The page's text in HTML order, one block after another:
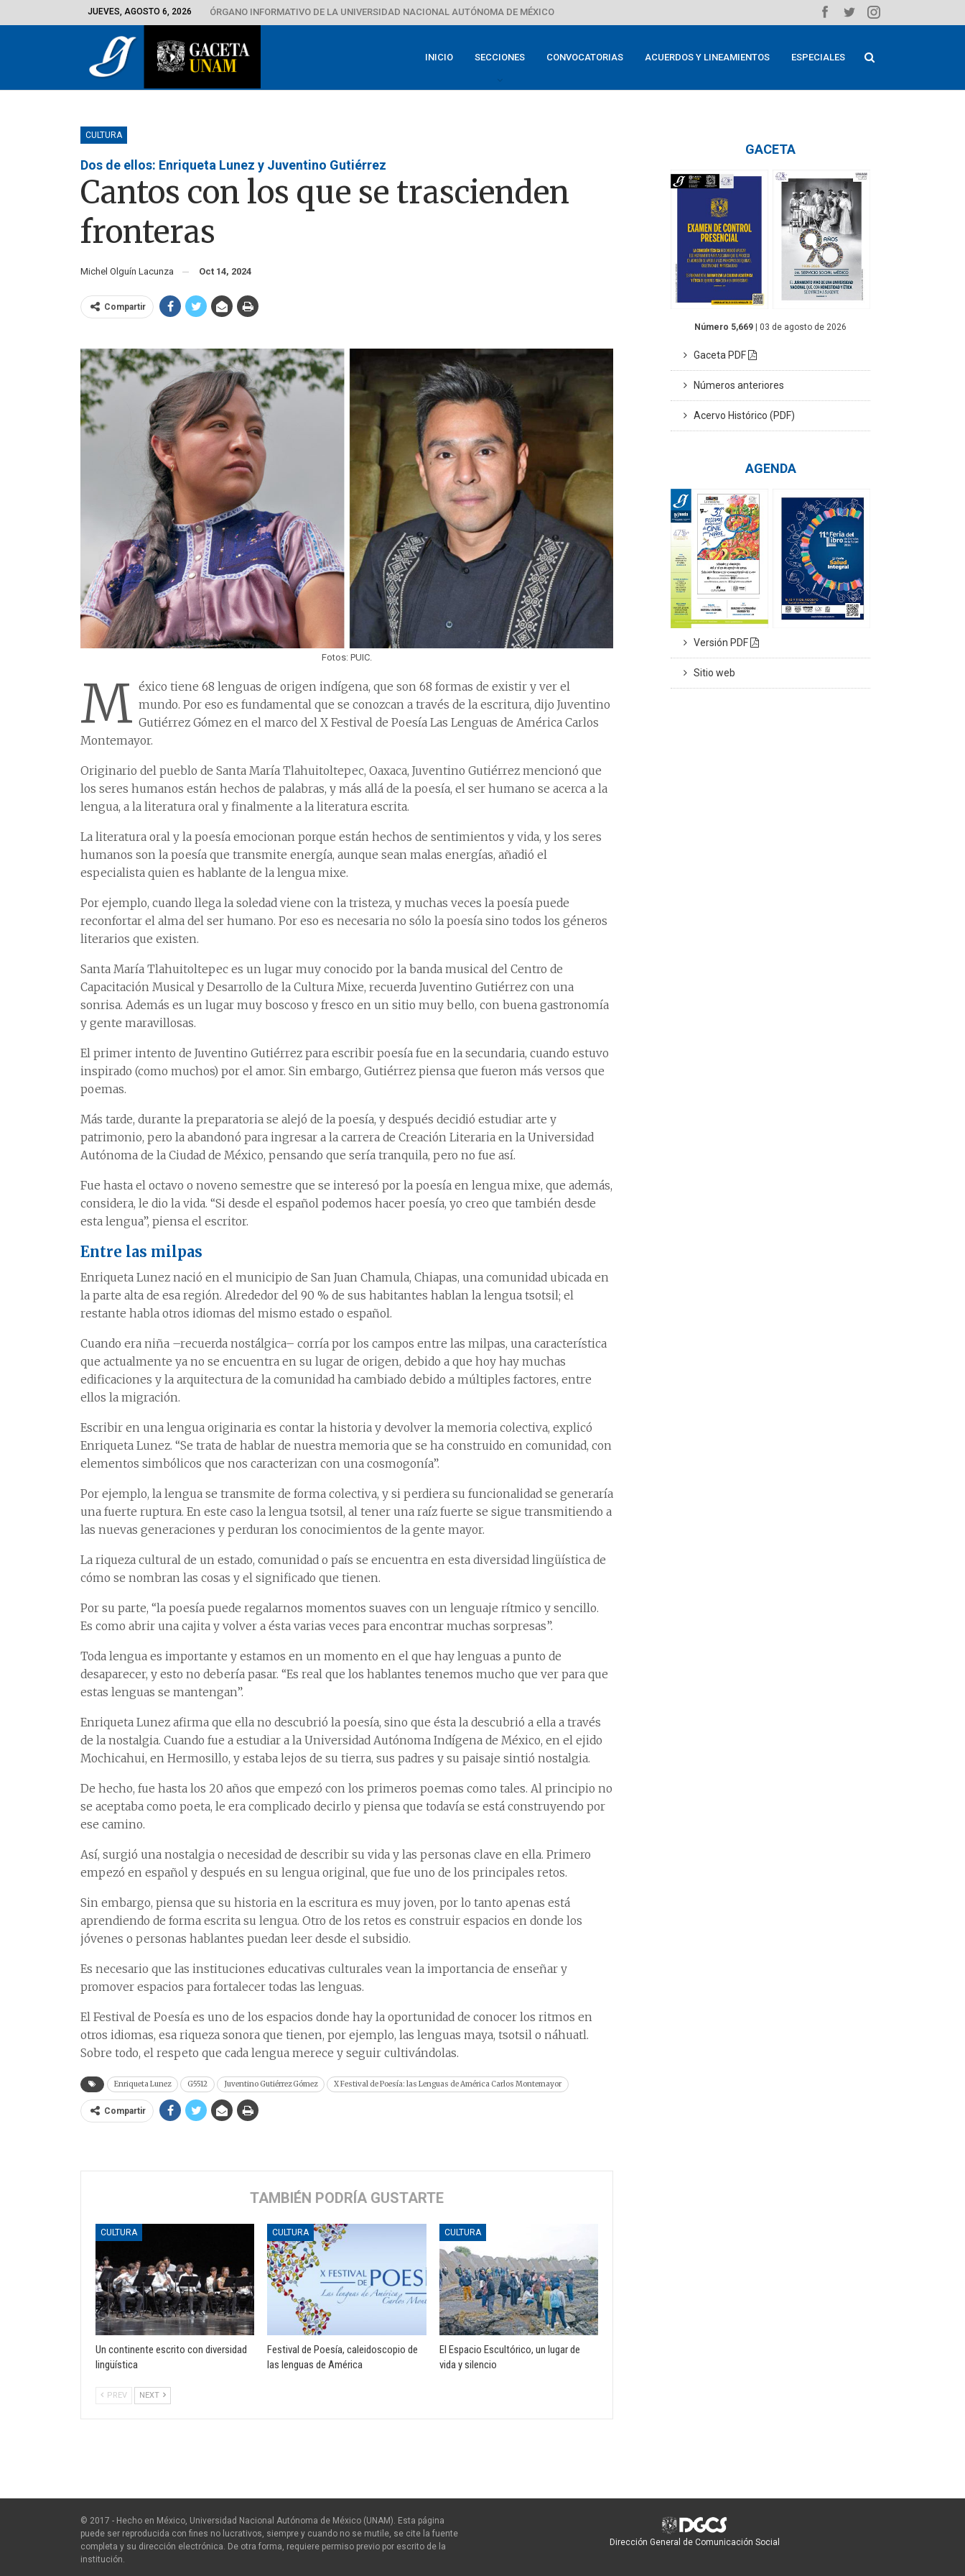
JUEVES, AGOSTO 6, 2026 ÓRGANO INFORMATIVO DE LA UNIVERSIDAD NACIONAL AUTÓNOMA DE MÉXICO
INICIO SECCIONES CONVOCATORIAS ACUERDOS Y LINEAMIENTOS ESPECIALES
CULTURA
Dos de ellos: Enriqueta Lunez y Juventino Gutiérrez
Cantos con los que se trascienden
fronteras
Michel Olguín Lacunza Oct 14, 2024
Compartir
Fotos: PUIC.
M éxico tiene 68 lenguas de origen indígena, que son 68 formas de existir y ver el
mundo. Por eso es fundamental que se conozcan a través de la escritura, dijo Juventino
Gutiérrez Gómez en el marco del X Festival de Poesía Las Lenguas de América Carlos
Montemayor.
Originario del pueblo de Santa María Tlahuitoltepec, Oaxaca, Juventino Gutiérrez mencionó que
los seres humanos están hechos de palabras, y más allá de la poesía, el ser humano se acerca a la
lengua, a la literatura oral y finalmente a la literatura escrita.
La literatura oral y la poesía emocionan porque están hechos de sentimientos y vida, y los seres
humanos son la poesía que transmite energía, aunque sean malas energías, añadió el
especialista quien es hablante de la lengua mixe.
Por ejemplo, cuando llega la soledad viene con la tristeza, y muchas veces la poesía puede
reconfortar el alma del ser humano. Por eso es necesaria no sólo la poesía sino todos los géneros
literarios que existen.
Santa María Tlahuitoltepec es un lugar muy conocido por la banda musical del Centro de
Capacitación Musical y Desarrollo de la Cultura Mixe, recuerda Juventino Gutiérrez con una
sonrisa. Además es un lugar muy boscoso y fresco en un sitio muy bello, con buena gastronomía
y gente maravillosas.
El primer intento de Juventino Gutiérrez para escribir poesía fue en la secundaria, cuando estuvo
inspirado (como muchos) por el amor. Sin embargo, Gutiérrez piensa que fueron más versos que
poemas.
Más tarde, durante la preparatoria se alejó de la poesía, y después decidió estudiar arte y
patrimonio, pero la abandonó para ingresar a la carrera de Creación Literaria en la Universidad
Autónoma de la Ciudad de México, pensando que sería tranquila, pero no fue así.
Fue hasta el octavo o noveno semestre que se interesó por la poesía en lengua mixe, que además,
considera, le dio la vida. “Si desde el español podemos hacer poesía, yo creo que también desde
esta lengua”, piensa el escritor.
Entre las milpas
Enriqueta Lunez nació en el municipio de San Juan Chamula, Chiapas, una comunidad ubicada en
la parte alta de esa región. Alrededor del 90 % de sus habitantes hablan la lengua tsotsil; el
restante habla otros idiomas del mismo estado o español.
Cuando era niña –recuerda nostálgica– corría por los campos entre las milpas, una característica
que actualmente ya no se encuentra en su lugar de origen, debido a que hoy hay muchas
edificaciones y la arquitectura de la comunidad ha cambiado debido a múltiples factores, entre
ellos la migración.
Escribir en una lengua originaria es contar la historia y devolver la memoria colectiva, explicó
Enriqueta Lunez. “Se trata de hablar de nuestra memoria que se ha construido en comunidad, con
elementos simbólicos que nos caracterizan con una cosmogonía”.
Por ejemplo, la lengua se transmite de forma colectiva, y si perdiera su funcionalidad se generaría
una fuerte ruptura. En este caso la lengua tsotsil, al tener una raíz fuerte se sigue transmitiendo a
las nuevas generaciones y perduran los conocimientos de la gente mayor.
La riqueza cultural de un estado, comunidad o país se encuentra en esta diversidad lingüística de
cómo se nombran las cosas y el significado que tienen.
Por su parte, “la poesía puede regalarnos momentos suaves con un lenguaje rítmico y sencillo.
Es como abrir una cajita y volver a ésta varias veces para encontrar muchas sorpresas”.
Toda lengua es importante y estamos en un momento en el que hay lenguas a punto de
desaparecer, y esto no debería pasar. “Es real que los hablantes tenemos mucho que ver para que
estas lenguas se mantengan”.
Enriqueta Lunez afirma que ella no descubrió la poesía, sino que ésta la descubrió a ella a través
de la nostalgia. Cuando fue a estudiar a la Universidad Autónoma Indígena de México, en el ejido
Mochicahui, en Hermosillo, y estaba lejos de su tierra, sus padres y su paisaje sintió nostalgia.
De hecho, fue hasta los 20 años que empezó con los primeros poemas como tales. Al principio no
se aceptaba como poeta, le era complicado decirlo y piensa que todavía se está construyendo por
ese camino.
Así, surgió una nostalgia o necesidad de describir su vida y las personas clave en ella. Primero
empezó en español y después en su lengua original, que fue uno de los principales retos.
Sin embargo, piensa que su historia en la escritura es muy joven, por lo tanto apenas está
aprendiendo de forma escrita su lengua. Otro de los retos es construir espacios en donde los
jóvenes o personas hablantes puedan leer desde el subsidio.
Es necesario que las instituciones educativas culturales vean la importancia de enseñar y
promover espacios para fortalecer todas las lenguas.
El Festival de Poesía es uno de los espacios donde hay la oportunidad de conocer los ritmos en
otros idiomas, esa riqueza sonora que tienen, por ejemplo, las lenguas maya, tsotsil o náhuatl.
Sobre todo, el respeto que cada lengua merece y seguir cultivándolas.
Enriqueta Lunez G5512 Juventino Gutiérrez Gómez X Festival de Poesía: las Lenguas de América Carlos Montemayor
Compartir
TAMBIÉN PODRÍA GUSTARTE
CULTURA
Un continente escrito con diversidad
lingüística
CULTURA
Festival de Poesía, caleidoscopio de
las lenguas de América
CULTURA
El Espacio Escultórico, un lugar de
vida y silencio
PREV NEXT
GACETA
Número 5,669 | 03 de agosto de 2026
Gaceta PDF
Números anteriores
Acervo Histórico (PDF)
AGENDA
Versión PDF
Sitio web
© 2017 - Hecho en México, Universidad Nacional Autónoma de México (UNAM). Esta página
puede ser reproducida con fines no lucrativos, siempre y cuando no se mutile, se cite la fuente
completa y su dirección electrónica. De otra forma, requiere permiso previo por escrito de la
institución.
Dirección General de Comunicación Social